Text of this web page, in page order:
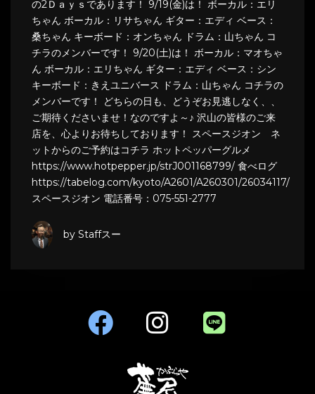
の2Ｄａｙｓであります！ 9/19(金)は！ ボーカル：エリ
ちゃん ボーカル：リサちゃん ギター：エディ ベース：
桑ちゃん キーボード：オンちゃん ドラム：山ちゃん コ
チラのメンバーです！ 9/20(土)は！ ボーカル：マオちゃ
ん ボーカル：エリちゃん ギター：エディ ベース：シン
キーボード：きえユニバース ドラム：山ちゃん コチラの
メンバーです！ どちらの日も、どうぞお見逃しなく、、
ご期待くださいませ！なのですよ～♪ 沢山の皆様のご来
店を、心よりお待ちしております！ スペースジオン ネ
ットからのご予約はコチラ ホットペッパーグルメ
https://www.hotpepper.jp/strJ001168799/ 食べログ
https://tabelog.com/kyoto/A2601/A260301/26034117/
スペースジオン 電話番号：075-551-2777
by Staffスー